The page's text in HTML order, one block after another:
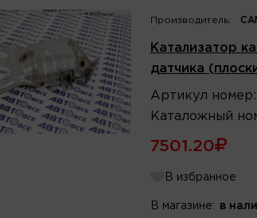
Производитель:
Катализатор
датчика
Артикул номер :
Каталожный
7501.20
В избранное
В магазине: в